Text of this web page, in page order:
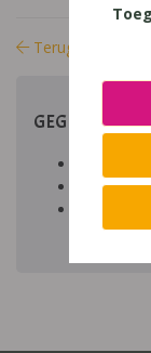
Terug naar
GEGEVENS
Datum